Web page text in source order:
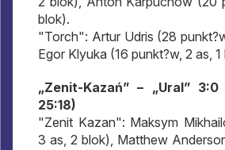
blok).
"Torch": Artur Udris (28
Egor Klyuka (16 punkt?w, 2 as, 1
„Zenit-Kazań” – „Ural”
25:18)
"Zenit Kazan": Maksym
3 as, 2 blok), Matthew